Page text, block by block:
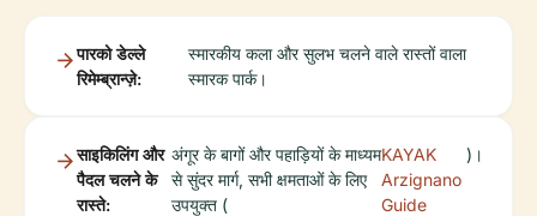
पारको डेल्ले
रिमेम्ब्रान्ज़े:
स्मारकीय कला और सुलभ चलने वाले रास्तों वाला
स्मारक पार्क।
साइकिलिंग और
पैदल चलने के
रास्ते:
अंगूर के बागों और पहाड़ियों के माध्यम
से सुंदर मार्ग, सभी क्षमताओं के लिए
उपयुक्त (
KAYAK
Arzignano
Guide
)।